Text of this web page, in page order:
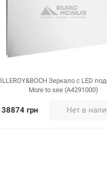
Зеркало с LED
More to see (A4291000)
38874 грн Нет в